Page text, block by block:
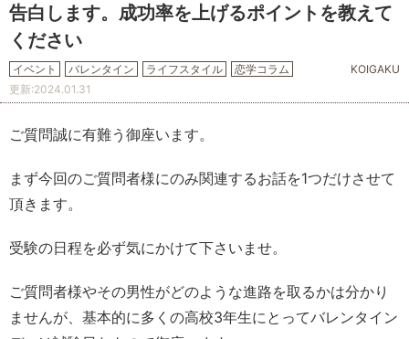
告白します。成功率を上げるポイントを教えて
ください
イベント バレンタイン ライフスタイル 恋学コラム
KOIGAKU
更新:2024.01.31
ご質問誠に有難う御座います。
まず今回のご質問者様にのみ関連するお話を1つだけさせて
頂きます。
受験の日程を必ず気にかけて下さいませ。
ご質問者様やその男性がどのような進路を取るかは分かり
ませんが、基本的に多くの高校3年生にとってバレンタイン